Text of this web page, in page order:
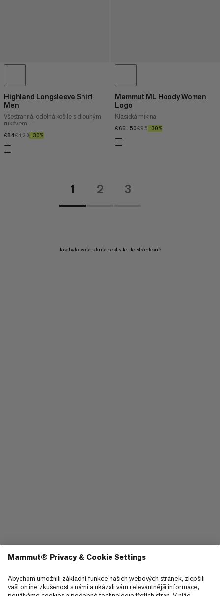
Highland Longsleeve Shirt
Men
Všestranná, odolná košile s dlouhým
rukávem.
€84€84
€120€120
–30%
Mammut ML Hoody Women
Logo
Klasická mikina
€66.50€66.50
€95€95
–30%30%
1 2 3
Jak byla vaše zkušenost s touto stránkou?